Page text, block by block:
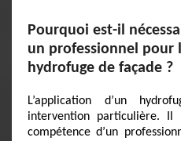
Pourquoi est-il
un professionnel pour
hydrofuge de façade ?
L’application d’un
intervention particulière. Il
compétence d’un